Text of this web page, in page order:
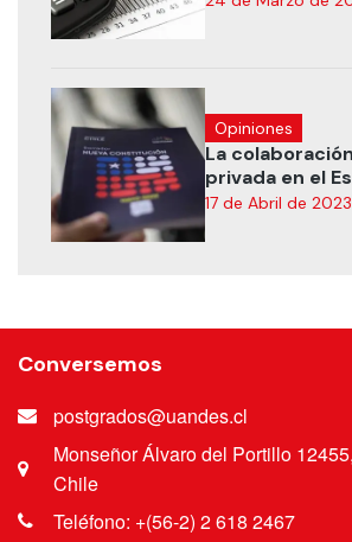
Opiniones
La
privada en el
17 de Abril de 2023
Conversemos
postgrados@uandes.cl
Monseñor Álvaro del Portillo
Chile
Teléfono: +(56-2) 2 618 2467